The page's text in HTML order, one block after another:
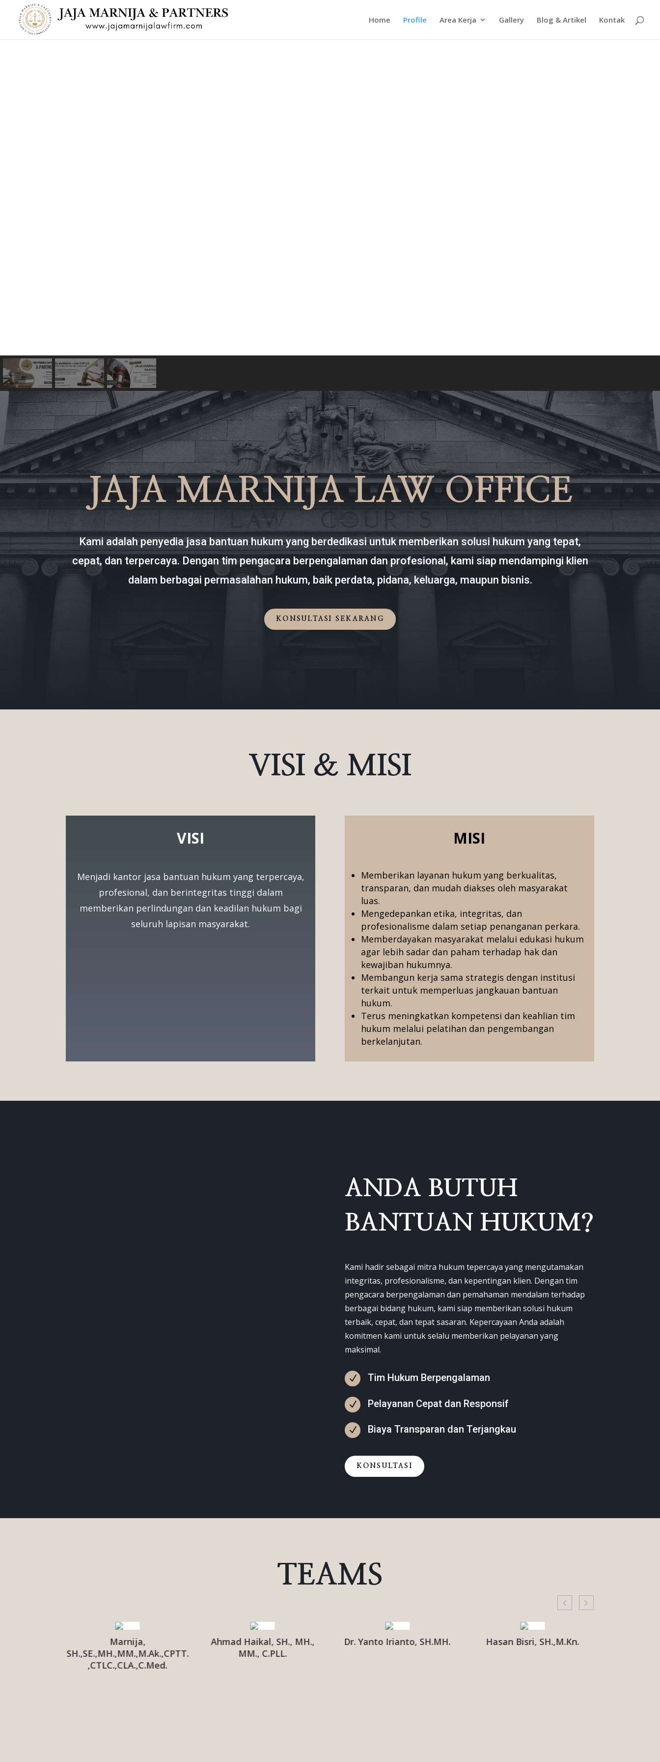
Home Profile Area Kerja Gallery Blog & Artikel Kontak
JAJA MARNIJA LAW OFFICE
Kami adalah penyedia jasa bantuan hukum yang berdedikasi untuk memberikan solusi hukum yang tepat,
cepat, dan terpercaya. Dengan tim pengacara berpengalaman dan profesional, kami siap mendampingi klien
dalam berbagai permasalahan hukum, baik perdata, pidana, keluarga, maupun bisnis.
KONSULTASI SEKARANG
VISI & MISI
VISI
Menjadi kantor jasa bantuan hukum yang terpercaya,
profesional, dan berintegritas tinggi dalam
memberikan perlindungan dan keadilan hukum bagi
seluruh lapisan masyarakat.
MISI
Memberikan layanan hukum yang berkualitas,
transparan, dan mudah diakses oleh masyarakat
luas.
Mengedepankan etika, integritas, dan
profesionalisme dalam setiap penanganan perkara.
Memberdayakan masyarakat melalui edukasi hukum
agar lebih sadar dan paham terhadap hak dan
kewajiban hukumnya.
Membangun kerja sama strategis dengan institusi
terkait untuk memperluas jangkauan bantuan
hukum.
Terus meningkatkan kompetensi dan keahlian tim
hukum melalui pelatihan dan pengembangan
berkelanjutan.
ANDA BUTUH
BANTUAN HUKUM?
Kami hadir sebagai mitra hukum tepercaya yang mengutamakan
integritas, profesionalisme, dan kepentingan klien. Dengan tim
pengacara berpengalaman dan pemahaman mendalam terhadap
berbagai bidang hukum, kami siap memberikan solusi hukum
terbaik, cepat, dan tepat sasaran. Kepercayaan Anda adalah
komitmen kami untuk selalu memberikan pelayanan yang
maksimal.
N Tim Hukum Berpengalaman
N Pelayanan Cepat dan Responsif
N Biaya Transparan dan Terjangkau
KONSULTASI
TEAMS
Marnija,
SH.,SE.,MH.,MM.,M.Ak.,CPTT.
,CTLC.,CLA.,C.Med.
Ahmad Haikal, SH., MH.,
MM., C.PLL.
Dr. Yanto Irianto, SH.MH. Hasan Bisri, SH.,M.Kn.